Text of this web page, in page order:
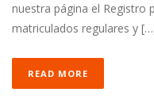
nuestra página el Registro
matriculados regulares y
READ MORE